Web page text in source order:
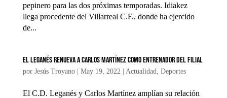
pepinero para las dos próximas temporadas. Idiakez
llega procedente del Villarreal C.F., donde ha ejercido
de...
El Leganés renueva a Carlos Martínez como entrenador del filial
por Jesús Troyano| May 19, 2022 | Actualidad Deportes
El C.D. Leganés y Carlos Martínez amplían su relación